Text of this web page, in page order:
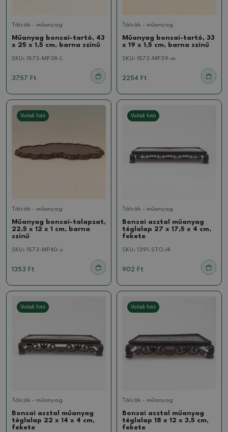
Tálcák - műanyag
Műanyag bonsai-tartó, 43
x 25 x 1,5 cm, barna színű
SKU: 1573-MP38-L
3757 Ft
Tálcák - műanyag
Műanyag bonsai-tartó, 33
x 19 x 1,5 cm, barna színű
SKU: 1573-MP39-m
2254 Ft
Valódi fotó
Tálcák - műanyag
Műanyag bonsai-talapzat,
22,5 x 12 x 1 cm, barna
színű
SKU: 1573-MP40-s
1353 Ft
Valódi fotó
Tálcák - műanyag
Bonsai asztal műanyag
téglalap 27 x 17,5 x 4 cm,
fekete
SKU: 1391-STO-l4
902 Ft
Valódi fotó
Tálcák - műanyag
Bonsai asztal műanyag
téglalap 22 x 14 x 4 cm,
fekete
Valódi fotó
Tálcák - műanyag
Bonsai asztal műanyag
téglalap 18 x 12 x 3,5 cm,
fekete